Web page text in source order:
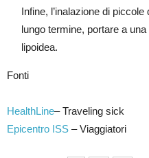
Infine, l’inalazione di
lungo termine, portare a
lipoidea.
Fonti
HealthLine– Traveling sick
Epicentro ISS – Viaggiatori